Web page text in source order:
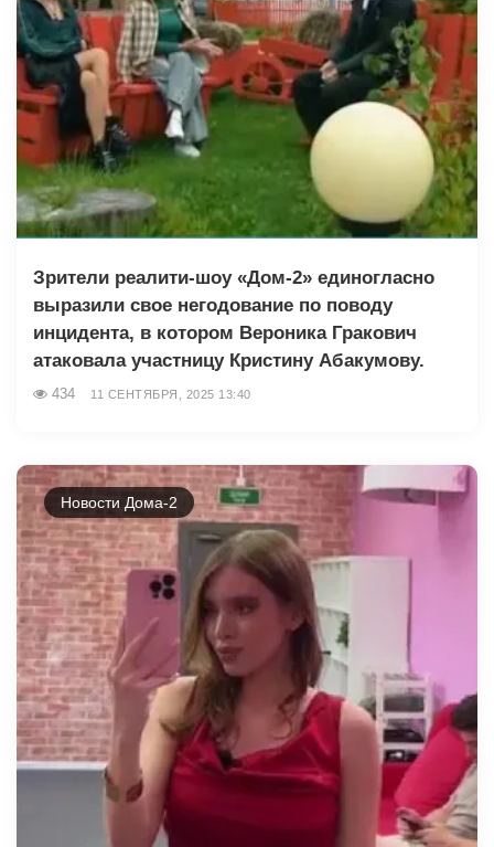
Зрители реалити-шоу «Дом-2» единогласно
выразили свое негодование по поводу
инцидента, в котором Вероника Гракович
атаковала участницу Кристину Абакумову.
434 11 СЕНТЯБРЯ, 2025 13:40
Новости Дома-2